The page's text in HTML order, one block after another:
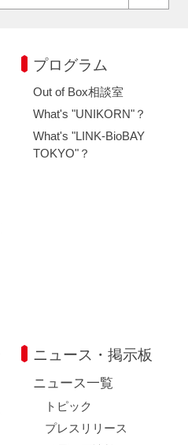
プログラム
Out of Box相談室
What's "UNIKORN"？
What's "LINK-BioBAY
TOKYO"？
ニュース・掲示板
ニュース一覧
トピック
プレスリリース